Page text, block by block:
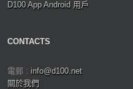
D100 App Android 用戶
CONTACTS
電郵 : info@d100.net
關於我們